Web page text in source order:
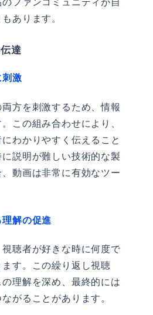
あります。
達
刺激
方を刺激するため、情報
この組み合わせにより、
わかりやすく伝えること
説明が難しい技術的な製
動画は非常に有効なツー
解の促進
聴者が好きな時に何度で
す。この繰り返し視聴
理解を深め、最終的には
がることがあります。